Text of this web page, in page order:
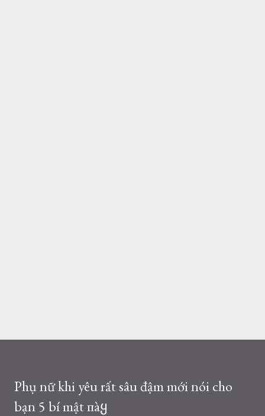
Phụ nữ khi yêu rất sâu đậm mới nói cho
bạn 5 bí mật пàყ